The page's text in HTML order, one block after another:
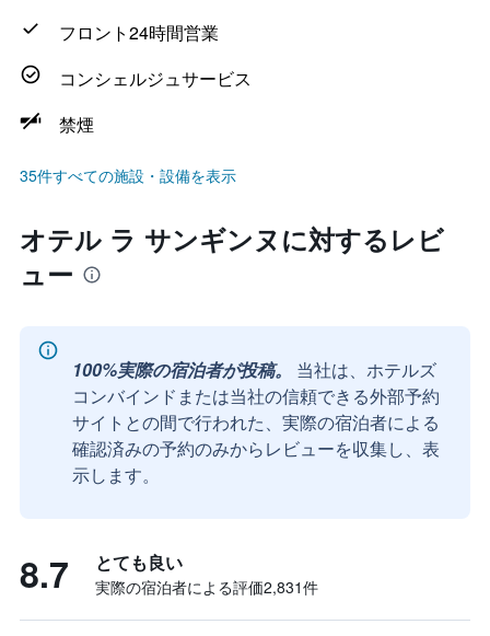
フロント24時間営業
コンシェルジュサービス
禁煙
35件すべての施設・設備を表示
オテル ラ サンギンヌに対するレビ
ュー
100%実際の宿泊者が投稿。
当社は、ホテルズ
コンバインドまたは当社の信頼できる外部予約
サイトとの間で行われた、実際の宿泊者による
確認済みの予約のみからレビューを収集し、表
示します。
8.7 とても良い
実際の宿泊者による評価2,831​件